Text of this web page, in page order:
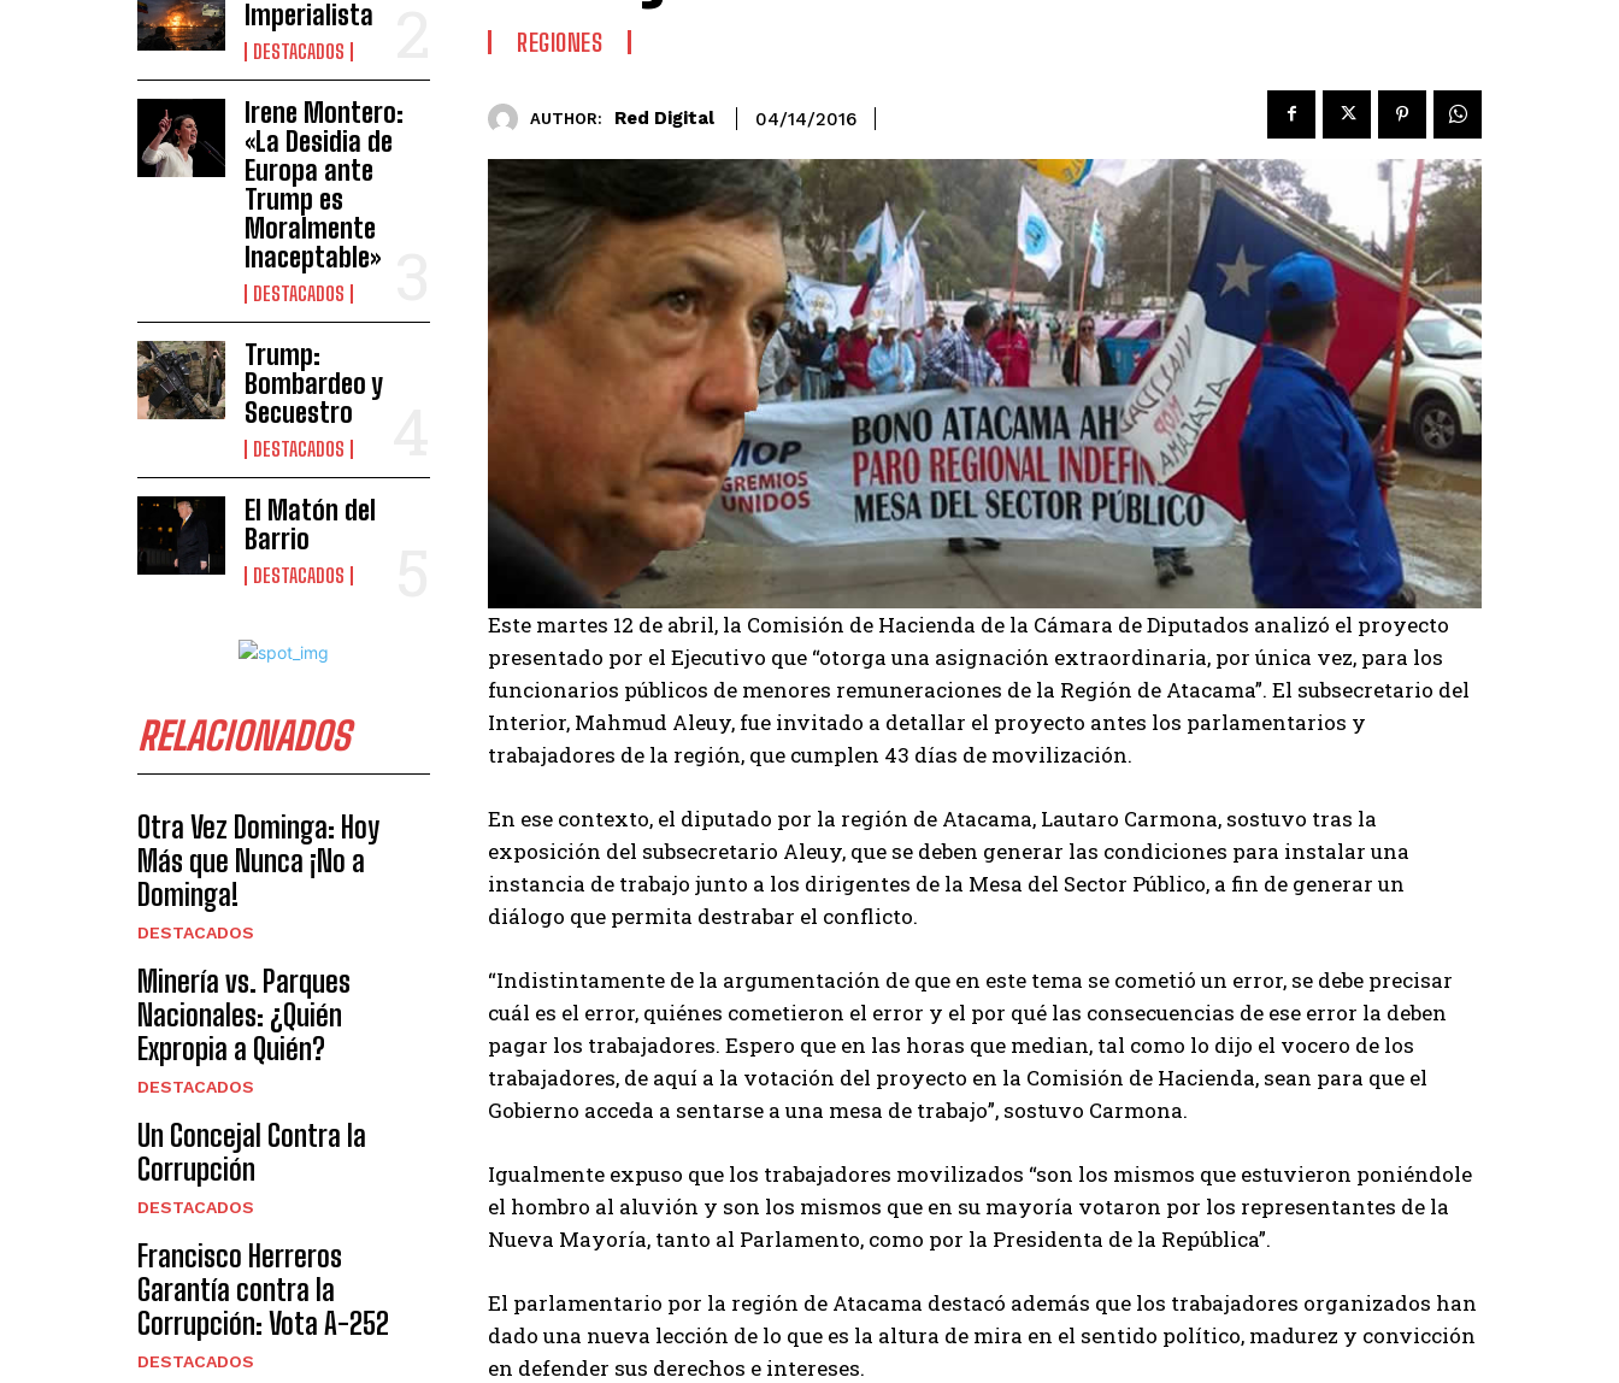
Imperialista
DESTACADOS
Irene Montero:
«La Desidia de
Europa ante
Trump es
Moralmente
Inaceptable»
DESTACADOS
Trump:
Bombardeo y
Secuestro
DESTACADOS
El Matón del
Barrio
DESTACADOS
RELACIONADOS
Otra Vez Dominga: Hoy
Más que Nunca ¡No a
Dominga!
DESTACADOS
Minería vs. Parques
Nacionales: ¿Quién
Expropia a Quién?
DESTACADOS
Un Concejal Contra la
Corrupción
DESTACADOS
Francisco Herreros
Garantía contra la
Corrupción: Vota A-252
DESTACADOS
REGIONES
AUTHOR: Red Digital 04/14/2016
Este martes 12 de abril, la Comisión de Hacienda de la Cámara de Diputados analizó el proyecto
presentado por el Ejecutivo que “otorga una asignación extraordinaria, por única vez, para los
funcionarios públicos de menores remuneraciones de la Región de Atacama”. El subsecretario del
Interior, Mahmud Aleuy, fue invitado a detallar el proyecto antes los parlamentarios y
trabajadores de la región, que cumplen 43 días de movilización.
En ese contexto, el diputado por la región de Atacama, Lautaro Carmona, sostuvo tras la
exposición del subsecretario Aleuy, que se deben generar las condiciones para instalar una
instancia de trabajo junto a los dirigentes de la Mesa del Sector Público, a fin de generar un
diálogo que permita destrabar el conflicto.
“Indistintamente de la argumentación de que en este tema se cometió un error, se debe precisar
cuál es el error, quiénes cometieron el error y el por qué las consecuencias de ese error la deben
pagar los trabajadores. Espero que en las horas que median, tal como lo dijo el vocero de los
trabajadores, de aquí a la votación del proyecto en la Comisión de Hacienda, sean para que el
Gobierno acceda a sentarse a una mesa de trabajo”, sostuvo Carmona.
Igualmente expuso que los trabajadores movilizados “son los mismos que estuvieron poniéndole
el hombro al aluvión y son los mismos que en su mayoría votaron por los representantes de la
Nueva Mayoría, tanto al Parlamento, como por la Presidenta de la República”.
El parlamentario por la región de Atacama destacó además que los trabajadores organizados han
dado una nueva lección de lo que es la altura de mira en el sentido político, madurez y convicción
en defender sus derechos e intereses.